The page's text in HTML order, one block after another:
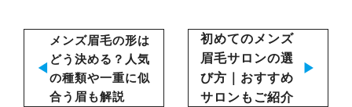
◀︎
メンズ眉毛の形は
どう決める？人気
の種類や一重に似
合う眉も解説
初めてのメンズ
眉毛サロンの選
び方｜おすすめ
サロンもご紹介
▶︎